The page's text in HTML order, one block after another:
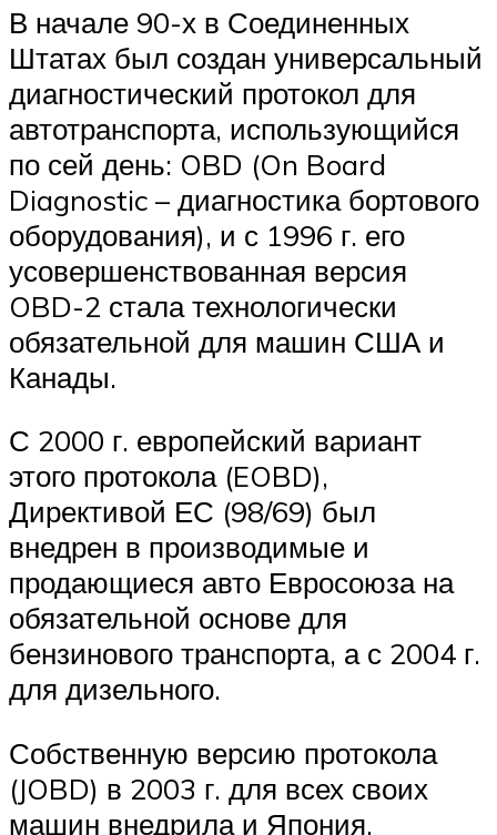
В начале 90-х в Соединенных
Штатах был создан универсальный
диагностический протокол для
автотранспорта, использующийся
по сей день: OBD (On Board
Diagnostic – диагностика бортового
оборудования), и с 1996 г. его
усовершенствованная версия
OBD-2 стала технологически
обязательной для машин США и
Канады.
С 2000 г. европейский вариант
этого протокола (EOBD),
Директивой ЕС (98/69) был
внедрен в производимые и
продающиеся авто Евросоюза на
обязательной основе для
бензинового транспорта, а с 2004 г.
для дизельного.
Собственную версию протокола
(JOBD) в 2003 г. для всех своих
машин внедрила и Япония.